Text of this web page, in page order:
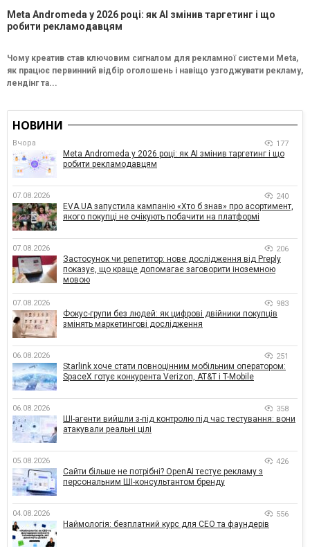
Meta Andromeda у 2026 році: як AI змінив таргетинг і що
робити рекламодавцям
Чому креатив став ключовим сигналом для рекламної системи Meta,
як працює первинний відбір оголошень і навіщо узгоджувати рекламу,
лендінг та...
НОВИНИ
Вчора 177
Meta Andromeda у 2026 році: як AI змінив таргетинг і що
робити рекламодавцям
07.08.2026 240
EVA.UA запустила кампанію «Хто б знав» про асортимент,
якого покупці не очікують побачити на платформі
07.08.2026 206
Застосунок чи репетитор: нове дослідження від Preply
показує, що краще допомагає заговорити іноземною
мовою
07.08.2026 983
Фокус-групи без людей: як цифрові двійники покупців
змінять маркетингові дослідження
06.08.2026 251
Starlink хоче стати повноцінним мобільним оператором:
SpaceX готує конкурента Verizon, AT&T і T-Mobile
06.08.2026 358
ШІ-агенти вийшли з-під контролю під час тестування: вони
атакували реальні цілі
05.08.2026 426
Сайти більше не потрібні? OpenAI тестує рекламу з
персональним ШІ-консультантом бренду
04.08.2026 556
Наймологія: безплатний курс для CEO та фаундерів